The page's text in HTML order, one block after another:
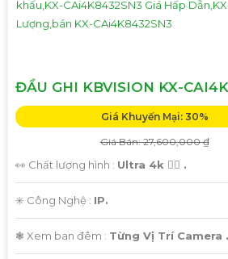
ĐẦU GHI KBVISION KX-
Giá Khuyến Mại: 30%
Giá Bán: 27,600,000 ₫
👀 Chất lượng hình : Ultra 4k 👍🏾 .
✳️ Công Nghệ : IP.
❃ Xem ban đêm : Từng Vị Trí Camera .